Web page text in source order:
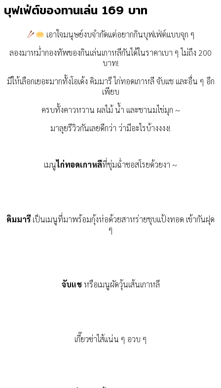
บุฟเฟ่ต์ของทานเล่น 169 บาท
เอาใจมนุษย์งบจำกัดแต่อยากกินบุฟเฟ่ต์แบบจุก ๆ
ลองมาหม่ำกองทัพของกินเล่นเกาหลีกันได้ในราคาเบา ๆ ไม่ถึง 200
บาท!
มีให้เลือกเยอะมากทั้งโอเด้ง คิมมารี ไก่ทอดเกาหลี จับแช และอื่น ๆ อีก
เพียบ
ครบทั้งคาวหวาน ผลไม้ น้ำ และชานมไข่มุก ~
มาลุยรีวิวกันเลยดีกว่า ว่ามีอะไรบ้างงงง!
เมนูไก่ทอดเกาหลีที่ชุ่มฉ่ำซอสโรยด้วยงา ~
คิมมารี เป็นเมนูที่มาพร้อมกุ้งห่อด้วยสาหร่ายชุบแป้งทอด เข้ากันฝุด
ๆ
จับแชหรือเมนูผัดวุ้นเส้นเกาหลี
เกี๊ยวซ่าไส้แน่น ๆ อวบ ๆ